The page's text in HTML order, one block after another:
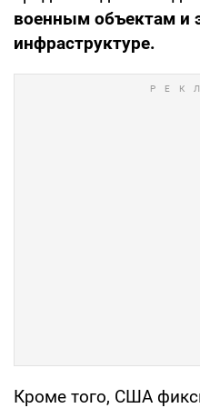
военным объектам и
инфраструктуре.
Кроме того, США